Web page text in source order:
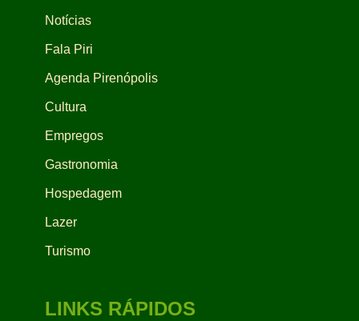
Notícias
Fala Piri
Agenda Pirenópolis
Cultura
Empregos
Gastronomia
Hospedagem
Lazer
Turismo
LINKS RÁPIDOS